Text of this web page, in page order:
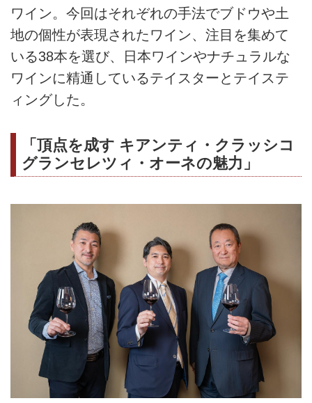
ワイン。今回はそれぞれの手法でブドウや土
地の個性が表現されたワイン、注目を集めて
いる38本を選び、日本ワインやナチュラルな
ワインに精通しているテイスターとテイステ
ィングした。
「頂点を成す キアンティ・クラッシコ
グランセレツィ・オーネの魅力」